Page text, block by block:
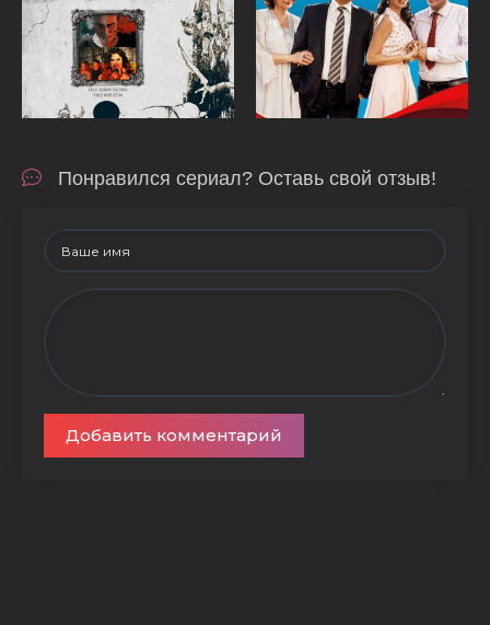
Понравился сериал? Оставь свой отзыв!
Добавить комментарий